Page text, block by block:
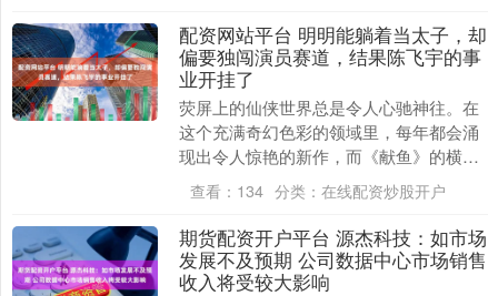
配资网站平台 明明能躺着当太子，却
偏要独闯演员赛道，结果陈飞宇的事
业开挂了
荧屏上的仙侠世界总是令人心驰神往。在
这个充满奇幻色彩的领域里，每年都会涌
现出令人惊艳的新作，而《献鱼》的横空
出世，为这个经久不衰的题材又添一抹亮
色。剧中男主角司....
查看： 134 分类： 在线配资炒股开户
期货配资开户平台 源杰科技：如市场
发展不及预期 公司数据中心市场销售
收入将受较大影响